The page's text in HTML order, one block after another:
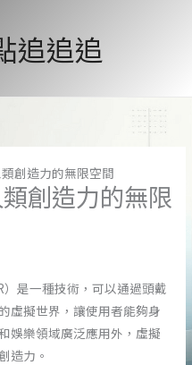
追追追
創造力的無限空間
創造力的無限
是一種技術，可以通過頭戴
虛擬世界，讓使用者能夠身
娛樂領域廣泛應用外，虛擬
造力。